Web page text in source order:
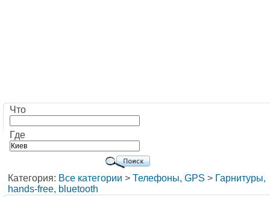
Что
Где
Категория: Все категории > Телефоны, GPS > Гарнитуры,
hands-free, bluetooth